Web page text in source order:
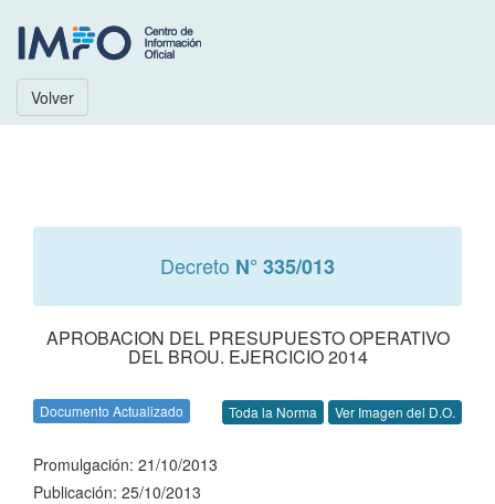
Volver
Decreto N° 335/013
APROBACION DEL PRESUPUESTO OPERATIVO
DEL BROU. EJERCICIO 2014
Documento Actualizado Toda la Norma Ver Imagen del D.O.
Promulgación: 21/10/2013
Publicación: 25/10/2013